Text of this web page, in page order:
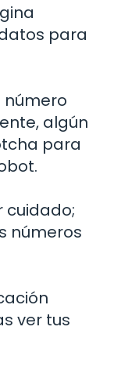
para
número
algún
para
cuidado;
números
ver tus